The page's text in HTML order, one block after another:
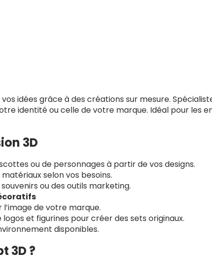
idées grâce à des créations sur mesure.
identité ou celle de votre marque. Idéal pour les
3D
ou de personnages à partir de vos designs.
selon vos besoins.
ou des outils marketing.
de votre marque.
et figurines pour créer des sets originaux.
disponibles.
3D ?